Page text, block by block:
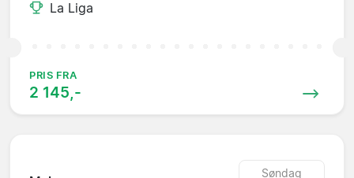
La Liga
PRIS FRA
2 145,-
Søndag